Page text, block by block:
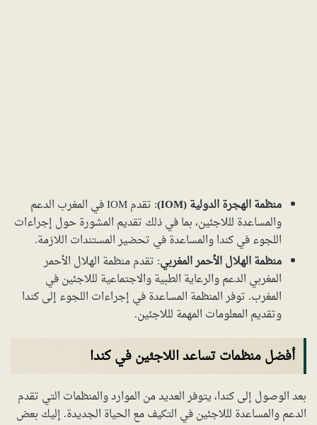
منظمة الهجرة الدولية (IOM)
: تقدم IOM في المغرب الدعم
والمساعدة لللاجئين، بما في ذلك تقديم المشورة حول إجراءات
اللجوء في كندا والمساعدة في تحضير المستندات اللازمة.
منظمة الهلال الأحمر المغربي: تقدم منظمة الهلال الأحمر
المغربي الدعم والرعاية الطبية والاجتماعية لللاجئين في
المغرب. توفر المنظمة المساعدة في إجراءات اللجوء إلى كندا
وتقديم المعلومات المهمة لللاجئين.
أفضل منظمات تساعد اللاجئين في كندا
بعد الوصول إلى كندا، يتوفر العديد من الموارد والمنظمات التي تقدم
الدعم والمساعدة لللاجئين في التكيف مع الحياة الجديدة. إليك بعض